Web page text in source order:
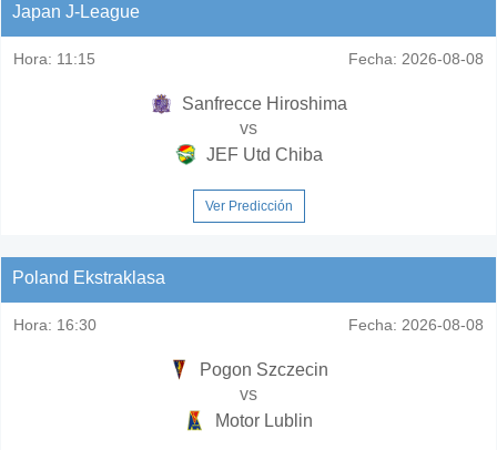
Japan J-League
Hora: 11:15 Fecha: 2026-08-08
Sanfrecce Hiroshima
vs
JEF Utd Chiba
Ver Predicción
Poland Ekstraklasa
Hora: 16:30 Fecha: 2026-08-08
Pogon Szczecin
vs
Motor Lublin